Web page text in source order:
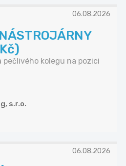
06.08.2026
pečlivého kolegu na pozici
s.r.o.
06.08.2026